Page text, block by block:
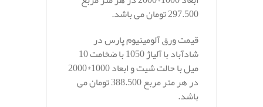
297.500 تومان می باشد.
قیمت ورق آلومینیوم پارس در
شادآباد با آلیاژ 1050 با ضخامت 10
میل با حالت شیت و ابعاد 1000*2000
در هر متر مربع 388.500 تومان می
باشد.